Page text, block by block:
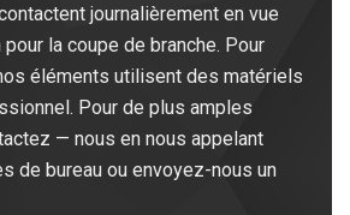
journalièrement en vue
pour la coupe de branche. Pour
éléments utilisent des matériels
Pour de plus amples
— nous en nous appelant
de bureau ou envoyez-nous un